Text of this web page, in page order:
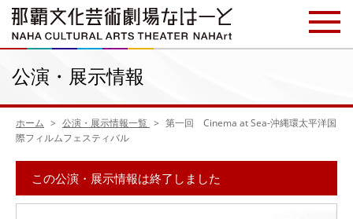
公演・展示情報
ホーム 公演・展示情報一覧
第一回 Cinema at Sea-沖縄環太平洋国
際フィルムフェスティバル
この公演・展示情報は終了しました